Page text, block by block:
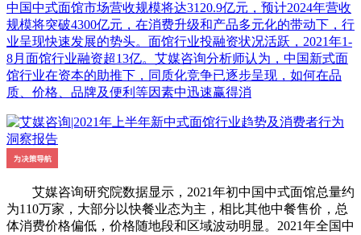
中国中式面馆市场营收规模将达3120.9亿元，预计2024年营收
规模将突破4300亿元，在消费升级和产品多元化的带动下，行
业呈现快速发展的势头。面馆行业投融资状况活跃，2021年1-
8月面馆行业融资超13亿。艾媒咨询分析师认为，中国新式面
馆行业在资本的助推下，同质化竞争已逐步呈现，如何在品
质、价格、品牌及便利等因素中迅速赢得消
艾媒咨询研究院数据显示，2021年初中国中式面馆总量约
为110万家，大部分以快餐业态为主，相比其他中餐售价，总
体消费价格偏低，价格随地段和区域波动明显。2021年全国中